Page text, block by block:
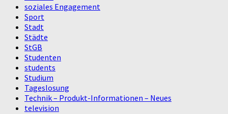
soziales Engagement
Sport
Stadt
Städte
StGB
Studenten
students
Studium
Tageslosung
Technik – Produkt-Informationen – Neues
television